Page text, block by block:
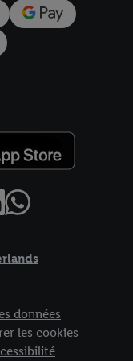
données
les cookies
à la protection des